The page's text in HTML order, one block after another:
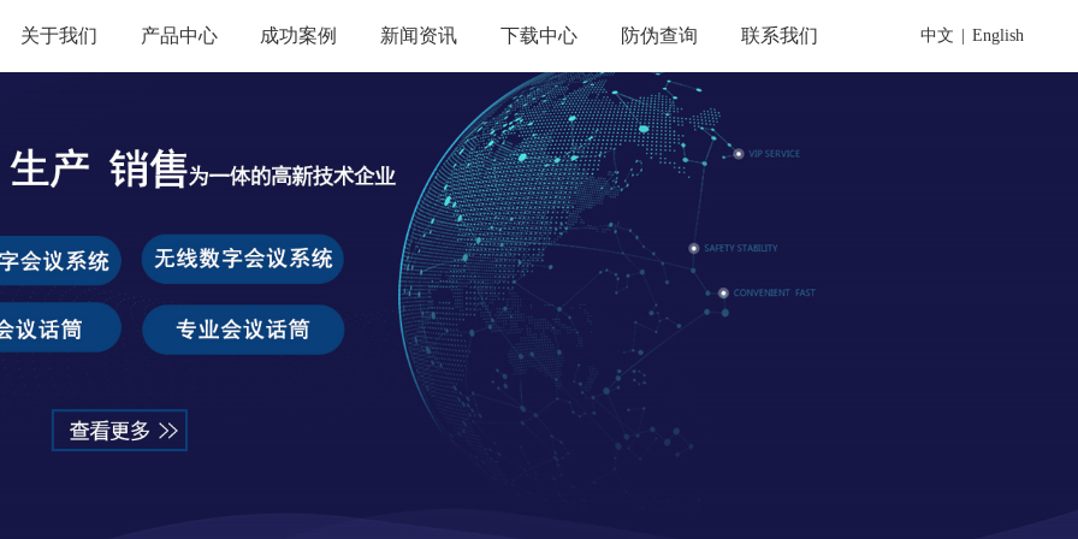
关于我们 产品中心 成功案例 新闻资讯 下载中心 防伪查询 联系我们 中文 English